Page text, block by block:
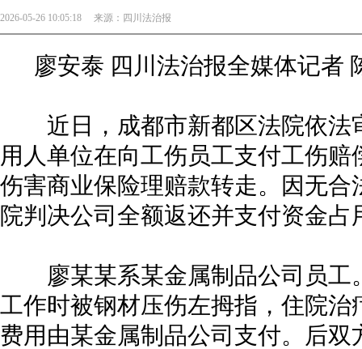
2026-05-26 10:05:18 来源： 四川法治报
廖安泰 四川法治报全媒体记者
近日，成都市新都区法院依法
用人单位在向工伤员工支付工伤
伤害商业保险理赔款转走。因无
院判决公司全额返还并支付资金占
廖某某系某金属制品公司员工
工作时被钢材压伤左拇指，住院治
费用由某金属制品公司支付。后